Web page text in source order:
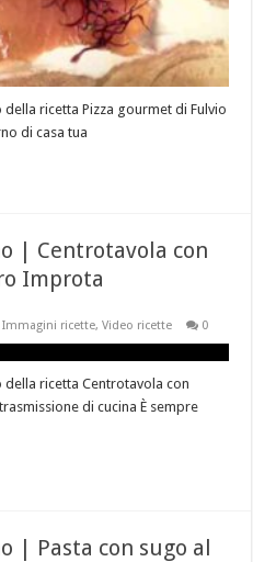
ricetta Pizza gourmet di Fulvio
di casa tua
| Centrotavola con
Improta
Immagini ricette,Video ricette 0
ricetta Centrotavola con
di cucina È sempre
| Pasta con sugo al